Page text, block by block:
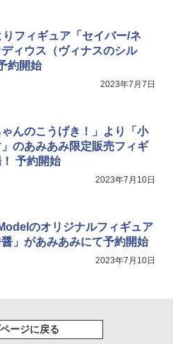
チャガチャ プラモデル ギフト 推
プマ 正規品
りフィギュア「セイバー/ネ
ィウス（ヴィナスのシル
約開始
2023年7月7日
ゃんのこうげき！」より「小
のあみあみ限定販売フィギ
予約開始
2023年7月10日
のオリジナルフィギュア
醤」があみあみにて予約開始
2023年7月10日
ージに戻る